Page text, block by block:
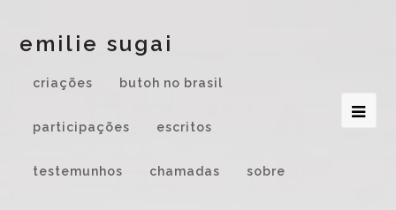
emilie sugai
criações butoh no brasil
participações escritos
testemunhos chamadas sobre